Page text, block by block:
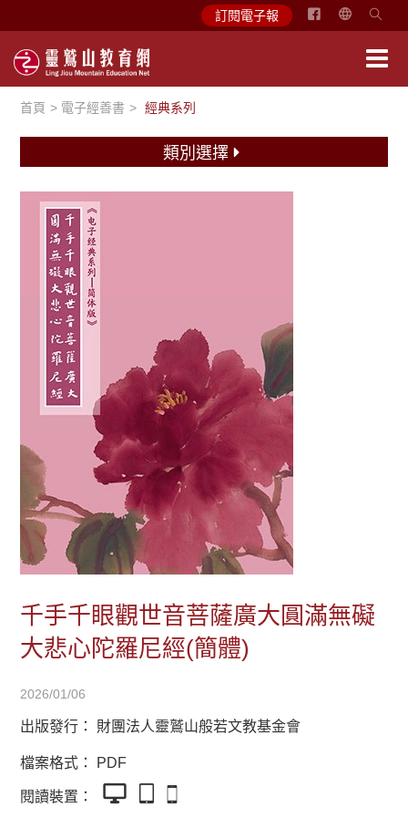
訂閱電子報
简
首頁 電子經善書 經典系列
千手千眼觀世音菩薩廣大圓滿無礙
大悲心陀羅尼經(簡體)
2026/01/06
出版發行： 財團法人靈鷲山般若文教基金會
檔案格式： PDF
閱讀裝置：
類別選擇